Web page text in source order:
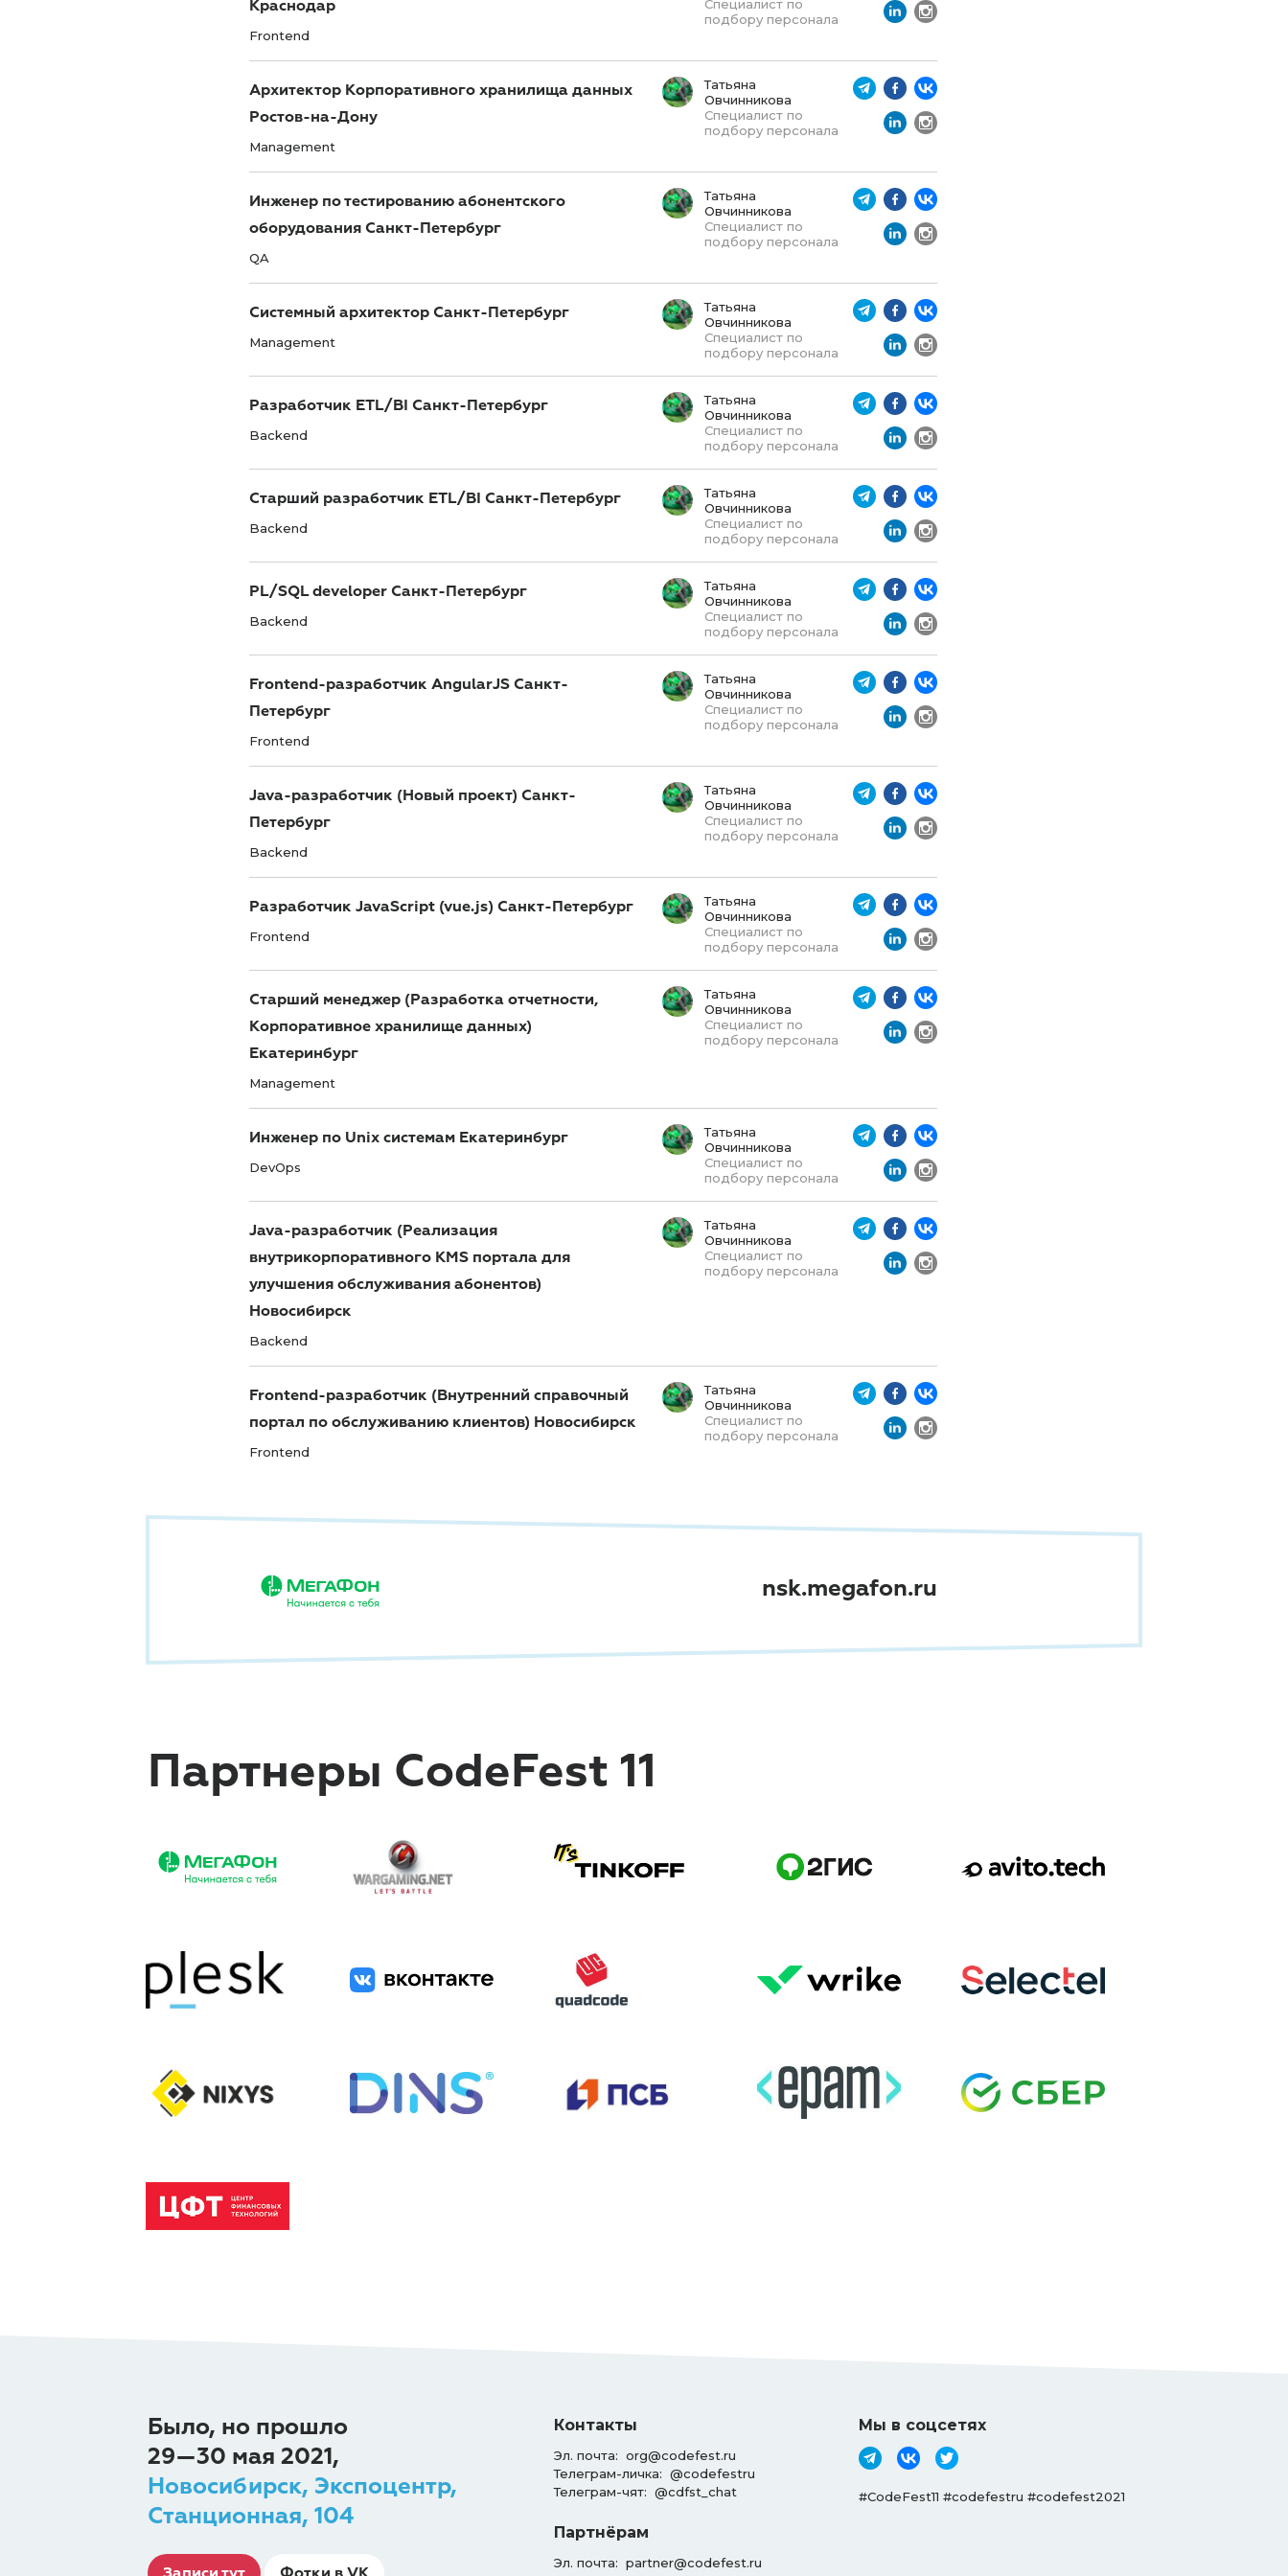
Краснодар
Frontend
Специалист по
подбору персонала
Архитектор Корпоративного хранилища данных
Ростов-на-Дону
Management
Татьяна
Овчинникова
Специалист по
подбору персонала
Инженер по тестированию абонентского
оборудования Санкт-Петербург
QA
Татьяна
Овчинникова
Специалист по
подбору персонала
Системный архитектор Санкт-Петербург
Management
Татьяна
Овчинникова
Специалист по
подбору персонала
Разработчик ETL/BI Санкт-Петербург
Backend
Татьяна
Овчинникова
Специалист по
подбору персонала
Старший разработчик ETL/BI Санкт-Петербург
Backend
Татьяна
Овчинникова
Специалист по
подбору персонала
PL/SQL developer Санкт-Петербург
Backend
Татьяна
Овчинникова
Специалист по
подбору персонала
Frontend-разработчик AngularJS Санкт-
Петербург
Frontend
Татьяна
Овчинникова
Специалист по
подбору персонала
Java-разработчик (Новый проект) Санкт-
Петербург
Backend
Татьяна
Овчинникова
Специалист по
подбору персонала
Разработчик JavaScript (vue.js) Санкт-Петербург
Frontend
Татьяна
Овчинникова
Специалист по
подбору персонала
Старший менеджер (Разработка отчетности,
Корпоративное хранилище данных)
Екатеринбург
Management
Татьяна
Овчинникова
Специалист по
подбору персонала
Инженер по Unix системам Екатеринбург
DevOps
Татьяна
Овчинникова
Специалист по
подбору персонала
Java-разработчик (Реализация
внутрикорпоративного KMS портала для
улучшения обслуживания абонентов)
Новосибирск
Backend
Татьяна
Овчинникова
Специалист по
подбору персонала
Frontend-разработчик (Внутренний справочный
портал по обслуживанию клиентов) Новосибирск
Frontend
Татьяна
Овчинникова
Специалист по
подбору персонала
nsk.megafon.ru
Партнеры CodeFest 11
Было, но прошло
29—30 мая 2021,
Новосибирск, Экспоцентр,
Станционная, 104
Контакты
Эл. почта: org@codefest.ru
Телеграм-личка: @codefestru
Телеграм-чят: @cdfst_chat
Партнёрам
Эл. почта: partner@codefest.ru
Мы в соцсетях
#CodeFest11 #codefestru #codefest2021